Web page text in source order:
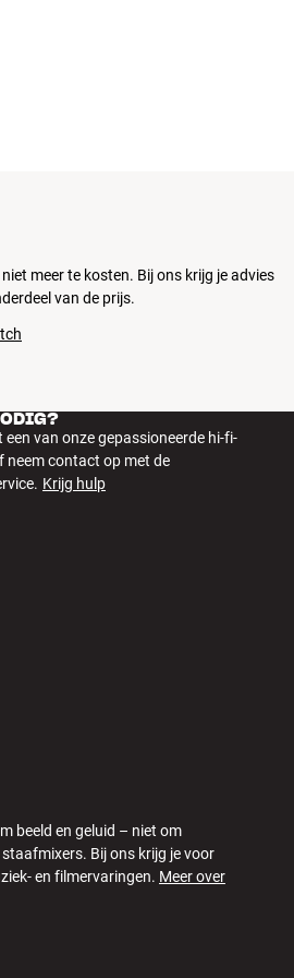
meer te kosten. Bij ons krijg je advies
van de prijs.
een van onze gepassioneerde hi-fi-
neem contact op met de
Krijg hulp
beeld en geluid – niet om
Bij ons krijg je voor
en filmervaringen. Meer over